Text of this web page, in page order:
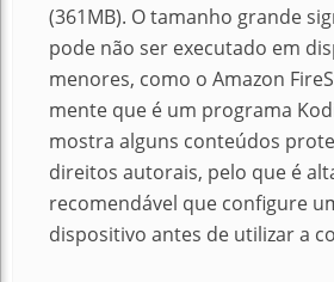
(361MB). O tamanho grande
pode não ser executado em
menores, como o Amazon
mente que é um programa
mostra alguns conteúdos
direitos autorais, pelo que é
recomendável que configure
dispositivo antes de utilizar a